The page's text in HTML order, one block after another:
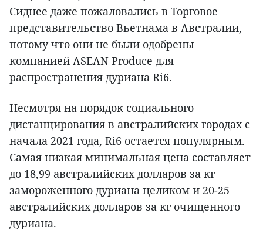
Сиднее даже пожаловались в Торговое
представительство Вьетнама в Австралии,
потому что они не были одобрены
компанией ASEAN Produce для
распространения дуриана Ri6.
Несмотря на порядок социального
дистанцирования в австралийских городах с
начала 2021 года, Ri6 остается популярным.
Самая низкая минимальная цена составляет
до 18,99 австралийских долларов за кг
замороженного дуриана целиком и 20-25
австралийских долларов за кг очищенного
дуриана.